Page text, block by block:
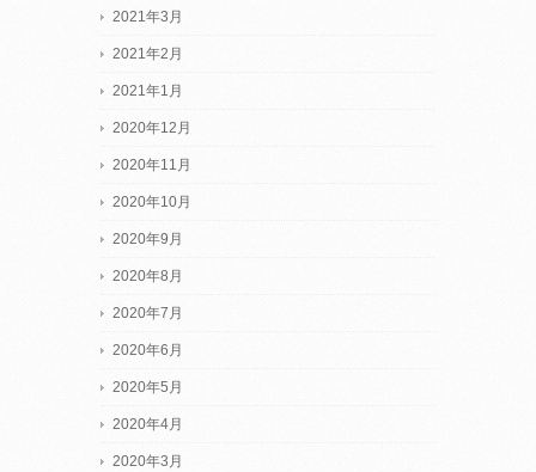
2021年3月
2021年2月
2021年1月
2020年12月
2020年11月
2020年10月
2020年9月
2020年8月
2020年7月
2020年6月
2020年5月
2020年4月
2020年3月